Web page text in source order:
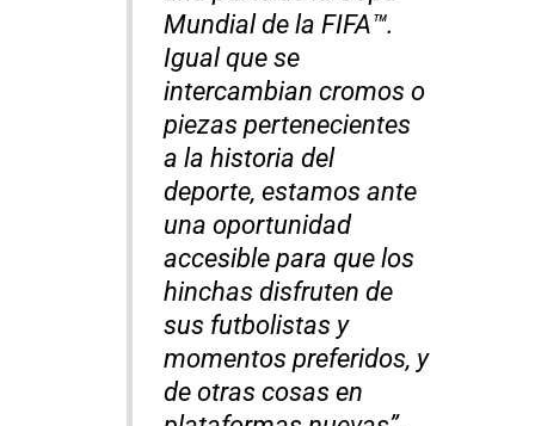
Mundial de la FIFA™.
Igual que se
intercambian cromos o
piezas pertenecientes
a la historia del
deporte, estamos ante
una oportunidad
accesible para que los
hinchas disfruten de
sus futbolistas y
momentos preferidos, y
de otras cosas en